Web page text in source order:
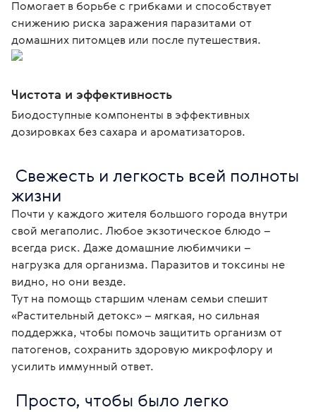
Помогает в борьбе с грибками и способствует
снижению риска заражения паразитами от
домашних питомцев или после путешествия.
Чистота и эффективность
Биодоступные компоненты в эффективных
дозировках без сахара и ароматизаторов.
жизни
Почти у каждого жителя большого города внутри
свой мегаполис. Любое экзотическое блюдо –
всегда риск. Даже домашние любимчики –
нагрузка для организма. Паразитов и токсины не
видно, но они везде.
Тут на помощь старшим членам семьи спешит
«Растительный детокс» – мягкая, но сильная
поддержка, чтобы помочь защитить организм от
патогенов, сохранить здоровую микрофлору и
усилить иммунный ответ.
Просто, чтобы было легко